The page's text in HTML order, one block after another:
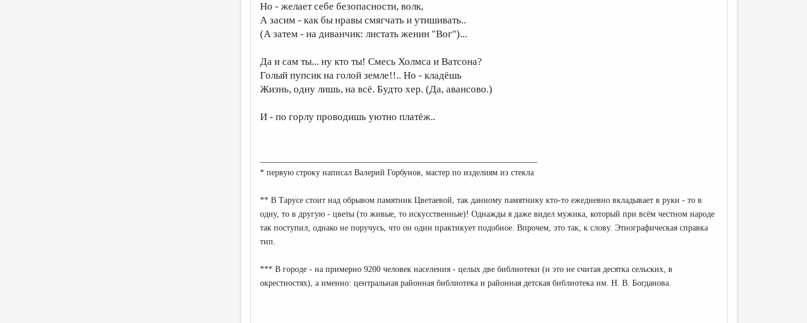
Но - желает себе безопасности, волк,
А засим - как бы нравы смягчать и утишивать..
(А затем - на диванчик: листать женин "Вог")...
Да и сам ты... ну кто ты! Смесь Холмса и Ватсона?
Голый пупсик на голой земле!!.. Но - кладёшь
Жизнь, одну лишь, на всё. Будто xep. (Да, авансово.)
И - по горлу проводишь уютно платёж..
* первую строку написал Валерий Горбунов, мастер по изделиям из стекла
** В Тарусе стоит над обрывом памятник Цветаевой, так данному памятнику кто-то ежедневно вкладывает в руки - то в
одну, то в другую - цветы (то живые, то искусственные)! Однажды я даже видел мужика, который при всём честном народе
так поступил, однако не поручусь, что он один практикует подобное. Впрочем, это так, к слову. Этнографическая справка
тип.
*** В городе - на примерно 9200 человек населения - целых две библиотеки (и это не считая десятка сельских, в
окрестностях), а именно: центральная районная библиотека и районная детская библиотека им. Н. В. Богданова.